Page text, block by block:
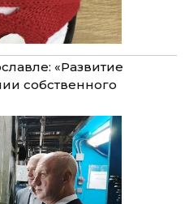
«Развитие
собственного